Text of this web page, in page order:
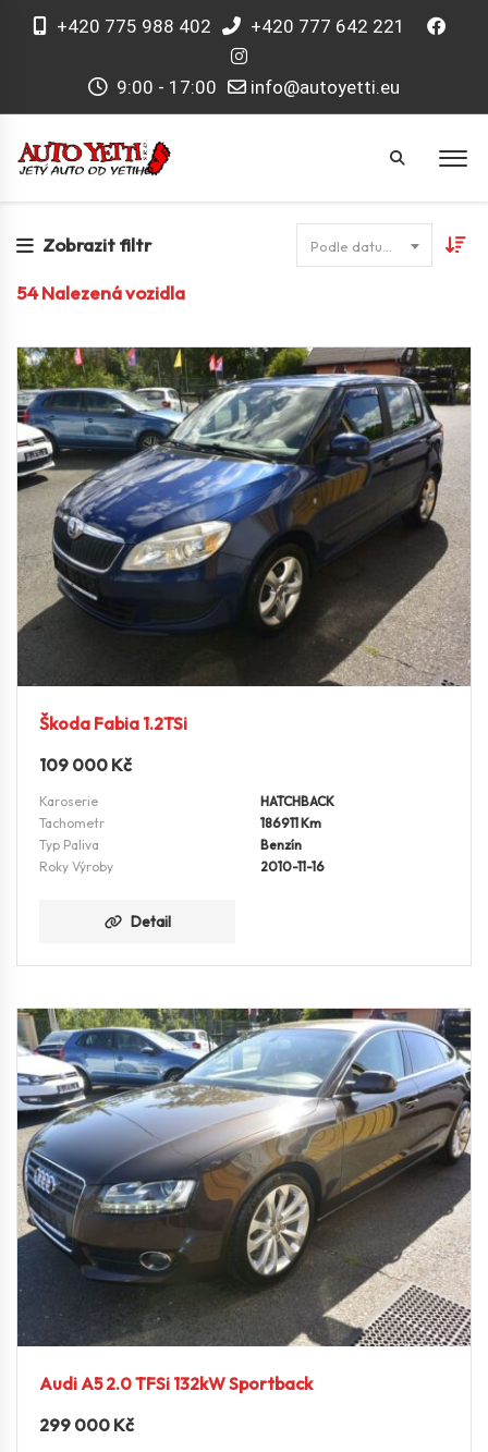
+420 775 988 402 +420 777 642 221
9:00 - 17:00 info@autoyetti.eu
Zobrazit filtr
54Nalezená vozidla
Škoda Fabia 1.2TSi
109 000 Kč
Karoserie
HATCHBACK
Tachometr
186911 Km
Typ Paliva
Benzín
Roky Výroby
2010-11-16
Detail
Audi A5 2.0 TFSi 132kW Sportback
299 000 Kč